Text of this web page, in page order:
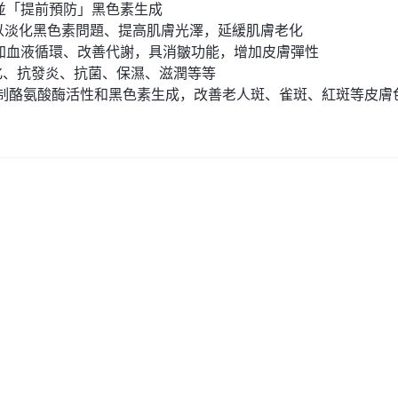
提前預防」黑色素生成
化黑色素問題、提高肌膚光澤，延緩肌膚老化
液循環、改善代謝，具消皺功能，增加皮膚彈性
抗發炎、抗菌、保濕、滋潤等等
酪氨酸酶活性和黑色素生成，改善老人斑、雀斑、紅斑等皮膚